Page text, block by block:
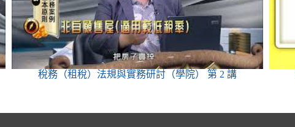
稅務（租稅）法規與實務研討（學院） 第 2 講